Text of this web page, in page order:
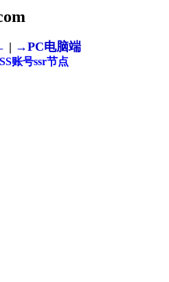
| →PC电脑端
账号ssr节点